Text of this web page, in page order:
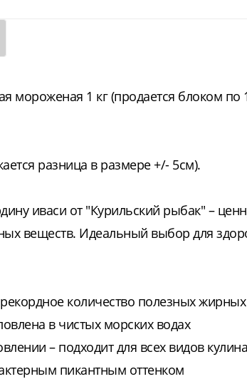
мороженая 1 кг (продается блоком
разница в размере +/- 5см).
иваси от "Курильский рыбак" –
веществ. Идеальный выбор для
количество полезных жирных
в чистых морских водах
– подходит для всех видов
пикантным оттенком